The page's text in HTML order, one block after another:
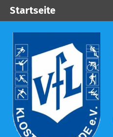
Startseite